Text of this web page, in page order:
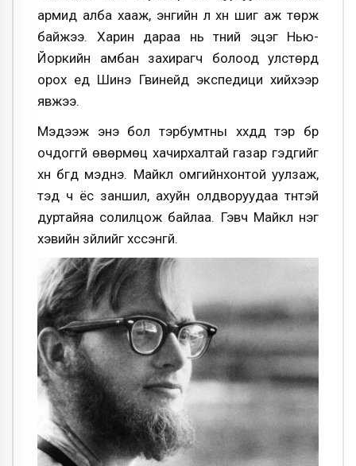
армид алба хааж, энгийн л хүн шиг аж төрж
байжээ. Харин дараа нь түүний эцэг Нью-
Йоркийн амбан захирагч болоод улстөрд
орох үед Шинэ Гвинейд экспедици хийхээр
явжээ.
Мэдээж энэ бол тэрбумтны хүүхдүүд тэр бүр
очдоггүй өвөрмөц хачирхалтай газар гэдгийг
хүн бүгд мэднэ. Майкл омгийнхонтой уулзаж,
тэд ч ёс заншил, ахуйн олдворуудаа түүнтэй
дуртайяа солилцож байлаа. Гэвч Майкл нэг
хэвийн зүйлийг хүссэнгүй.